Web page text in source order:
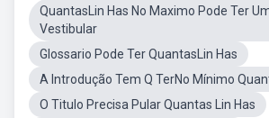
QuantasLin Has No Maximo Pode Ter
Vestibular
Glossario Pode Ter QuantasLin Has
A Introdução Tem Q TerNo Mínimo
O Titulo Precisa Pular Quantas Lin Has